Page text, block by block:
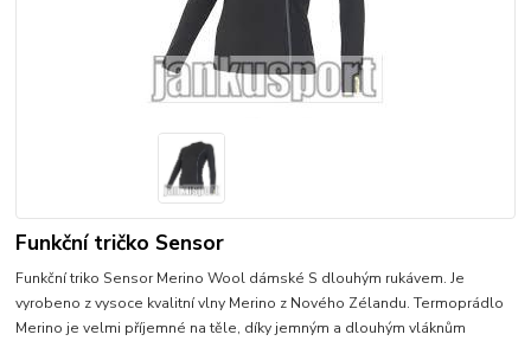
Funkční tričko Sensor
Funkční triko Sensor Merino Wool dámské S dlouhým rukávem. Je
vyrobeno z vysoce kvalitní vlny Merino z Nového Zélandu. Termoprádlo
Merino je velmi příjemné na těle, díky jemným a dlouhým vláknům